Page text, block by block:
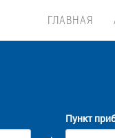
ГЛАВНАЯ
Пункт